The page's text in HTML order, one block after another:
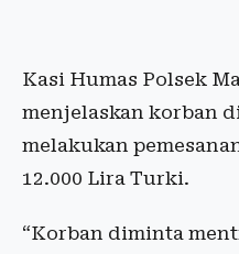
Kasi Humas Polsek
menjelaskan korban
melakukan
12.000 Lira Turki.
“Korban diminta